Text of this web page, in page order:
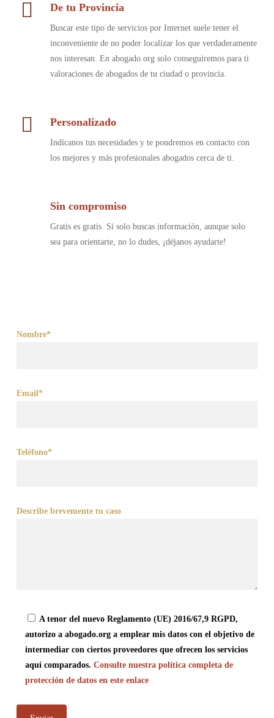
De tu Provincia
Buscar este tipo de servicios por Internet suele tener el
inconveniente de no poder localizar los que verdaderamente
nos interesan. En abogado.org solo conseguiremos para ti
valoraciones de abogados de tu ciudad o provincia.
Personalizado
Indícanos tus necesidades y te pondremos en contacto con
los mejores y más profesionales abogados cerca de ti.
Sin compromiso
Gratis es gratis. Si solo buscas información, aunque solo
sea para orientarte, no lo dudes, ¡déjanos ayudarte!
Nombre*
Email*
Teléfono*
Describe brevemente tu caso
A tenor del nuevo Reglamento (UE) 2016/67,9 RGPD,
autorizo a abogado.org a emplear mis datos con el objetivo de
intermediar con ciertos proveedores que ofrecen los servicios
aquí comparados. Consulte nuestra política completa de
protección de datos en este enlace